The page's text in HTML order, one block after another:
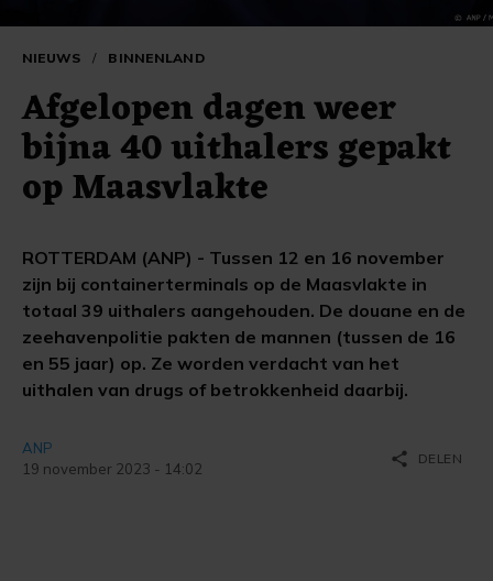
NIEUWS / BINNENLAND
Afgelopen dagen weer
bijna 40 uithalers gepakt
op Maasvlakte
ROTTERDAM (ANP) - Tussen 12 en 16 november
zijn bij containerterminals op de Maasvlakte in
totaal 39 uithalers aangehouden. De douane en de
zeehavenpolitie pakten de mannen (tussen de 16
en 55 jaar) op. Ze worden verdacht van het
uithalen van drugs of betrokkenheid daarbij.
ANP
19 november 2023 - 14:02
share DELEN